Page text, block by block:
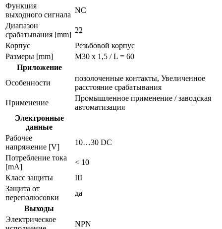
Функция
выходного сигнала
NC
Диапазон
срабатывания [mm]
22
Корпус
Резьбовой корпус
Размеры [mm]
M30 x 1,5 / L = 60
Приложение
Особенности
позолоченные контакты, Увеличенное
расстояние срабатывания
Применение
Промышленное применение / заводская
автоматизация
Электронные
данные
Рабочее
напряжение [V]
10…30 DC
Потребление тока
[mA]
< 10
Класс защиты
III
Защита от
переполюсовки
да
Выходы
Электрическое
NPN